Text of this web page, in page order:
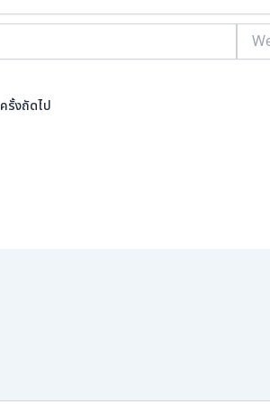
รั้งถัดไป